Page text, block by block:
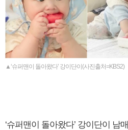
▲‘슈퍼맨이 돌아왔다’ 강이단이(사진출처=KBS2)
‘슈퍼맨이 돌아왔다’ 강이단이 남